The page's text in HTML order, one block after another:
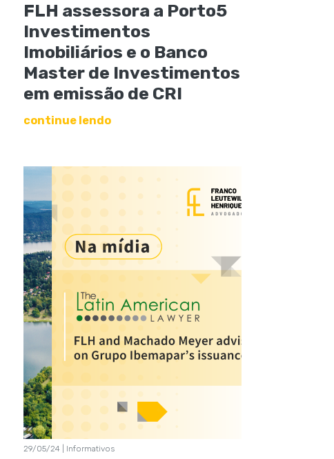
FLH assessora a Porto5
Investimentos
Imobiliários e o Banco
Master de Investimentos
em emissão de CRI
continue lendo
29/05/24 | Informativos